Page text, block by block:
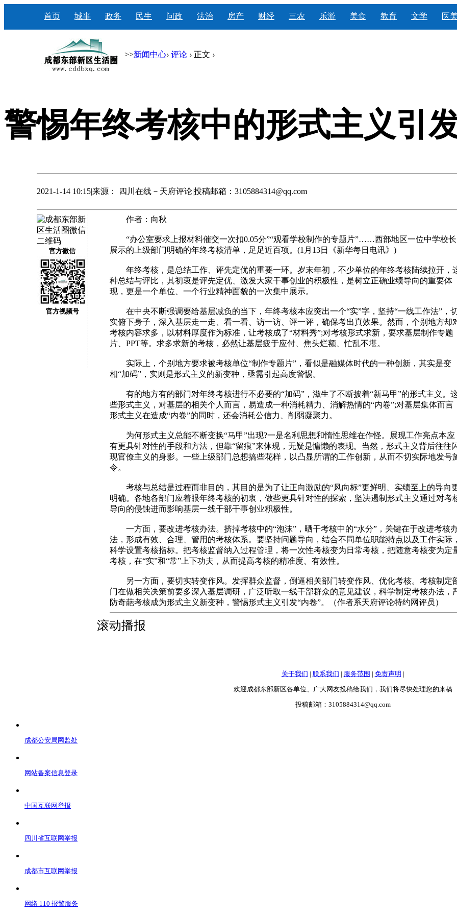
首页 城事 政务 民生 问政 法治 房产 财经 三农 乐游 美食 教育 文学 医美
>>新闻中心› 评论 › 正文 ›
警惕年终考核中的形式主义引
2021-1-14 10:15|来源： 四川在线－天府评论|投稿邮箱：3105884314@qq.com
官方微信
官方视频号
作者：向秋
“办公室要求上报材料催交一次扣0.05分”“观看学校制作的专题片”……西部地区一位中学校长
展示的上级部门明确的年终考核清单，足足近百项。(1月13日《新华每日电讯》)
年终考核，是总结工作、评先定优的重要一环。岁末年初，不少单位的年终考核陆续拉开，
种总结与评比，其初衷是评先定优、激发大家干事创业的积极性，是树立正确业绩导向的重要体
现，更是一个单位、一个行业精神面貌的一次集中展示。
在中央不断强调要给基层减负的当下，年终考核本应突出一个“实”字，坚持“一线工作法”，
实俯下身子，深入基层走一走、看一看、访一访、评一评，确保考出真效果。然而，个别地方却
考核内容求多，以材料厚度作为标准，让考核成了“材料秀”;对考核形式求新，要求基层制作专题
片、PPT等。求多求新的考核，必然让基层疲于应付、焦头烂额、忙乱不堪。
实际上，个别地方要求被考核单位“制作专题片”，看似是融媒体时代的一种创新，其实是变
相“加码”，实则是形式主义的新变种，亟需引起高度警惕。
有的地方有的部门对年终考核进行不必要的“加码”，滋生了不断披着“新马甲”的形式主义。
些形式主义，对基层的相关个人而言，易造成一种消耗精力、消解热情的“内卷”;对基层集体而言
形式主义在造成“内卷”的同时，还会消耗公信力、削弱凝聚力。
为何形式主义总能不断变换“马甲”出现?一是名利思想和惰性思维在作怪。展现工作亮点本应
有更具针对性的手段和方法，但靠“留痕”来体现，无疑是慵懒的表现。当然，形式主义背后往往
现官僚主义的身影。一些上级部门总想搞些花样，以凸显所谓的工作创新，从而不切实际地发号
令。
考核与总结是过程而非目的，其目的是为了让正向激励的“风向标”更鲜明、实绩至上的导向
明确。各地各部门应着眼年终考核的初衷，做些更具针对性的探索，坚决遏制形式主义通过对考
导向的侵蚀进而影响基层一线干部干事创业积极性。
一方面，要改进考核办法。挤掉考核中的“泡沫”，晒干考核中的“水分”，关键在于改进考核
法，形成有效、合理、管用的考核体系。要坚持问题导向，结合不同单位职能特点以及工作实际，
科学设置考核指标。把考核监督纳入过程管理，将一次性考核变为日常考核，把随意考核变为定
考核，在“实”和“常”上下功夫，从而提高考核的精准度、有效性。
另一方面，要切实转变作风。发挥群众监督，倒逼相关部门转变作风、优化考核。考核制定
门在做相关决策前要多深入基层调研，广泛听取一线干部群众的意见建议，科学制定考核办法，
防奇葩考核成为形式主义新变种，警惕形式主义引发“内卷”。（作者系天府评论特约网评员）
滚动播报
关于我们 | 联系我们 | 服务范围 | 免责声明 |
欢迎成都东部新区各单位、广大网友投稿给我们，我们将尽快处理您的来稿
投稿邮箱：3105884314@qq.com
成都公安局网监处
网站备案信息登录
中国互联网举报
四川省互联网举报
成都市互联网举报
网络 110 报警服务